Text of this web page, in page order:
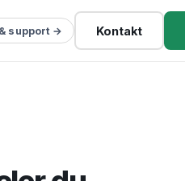
support → Kontakt